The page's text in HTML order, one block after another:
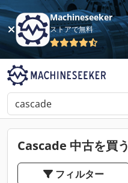
Machineseeker
ストアで無料
Cascade 中古を買う
フィルター